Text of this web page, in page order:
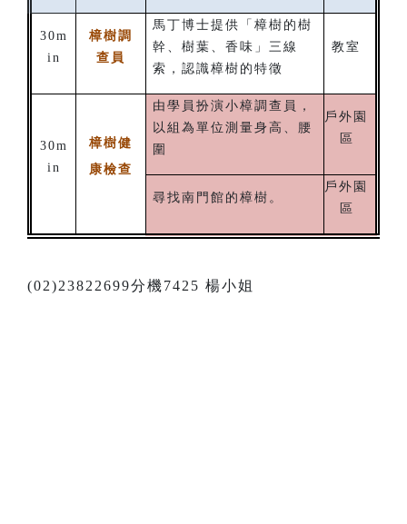
30m
in
樟樹調
查員
馬丁博士提供「樟樹的樹
幹、樹葉、香味」三線
索，認識樟樹的特徵
教室
30m
in
樟樹健
康檢查
由學員扮演小樟調查員，
以組為單位測量身高、腰
圍
戶外園
區
尋找南門館的樟樹。
戶外園
區
(02)23822699分機7425 楊小姐